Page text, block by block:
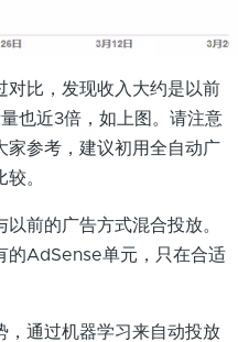
对比，发现收入大约是以前
也近3倍，如上图。请注意
家参考，建议初用全自动广
。
前的广告方式混合投放。
的AdSense单元，只在合适
，通过机器学习来自动投放